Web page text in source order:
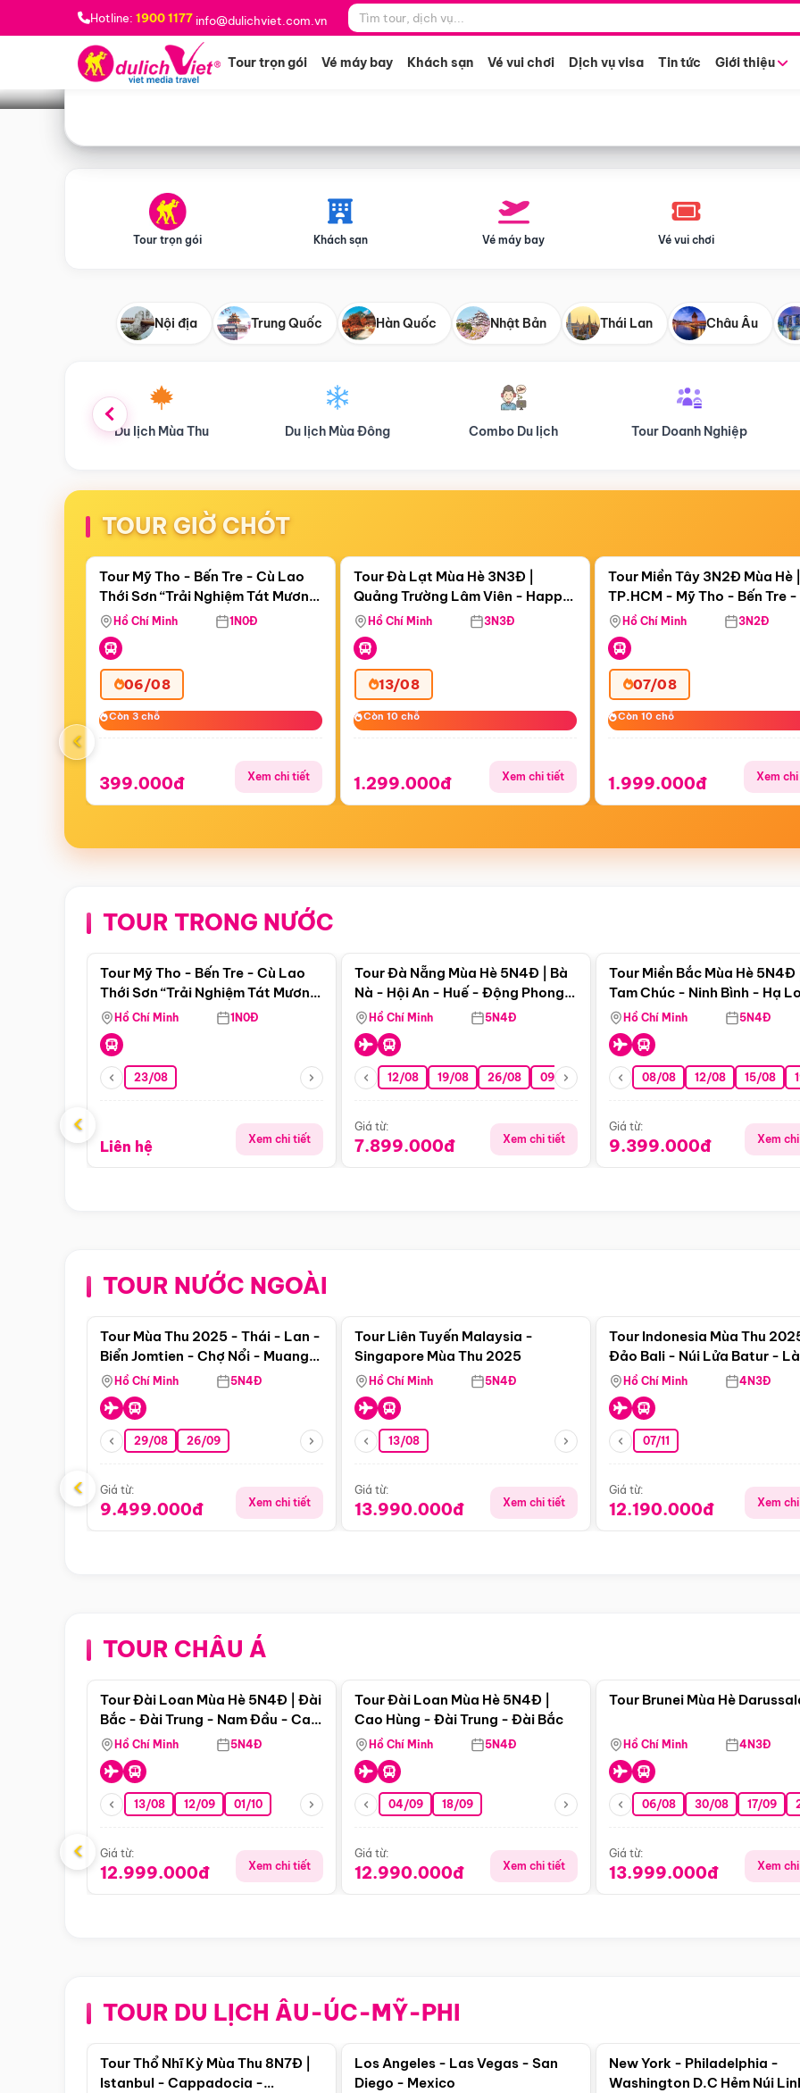
Hotline: 1900 1177 info@dulichviet.com.vn
Tour trọn gói Vé máy bay Khách sạn Vé vui chơi Dịch vụ visa Tin tức Giới thiệu
Bạn muốn đi đâu? *
Tour trọn gói Khách sạn Vé máy bay Vé vui chơi
Nội địa Trung Quốc Hàn Quốc Nhật Bản Thái Lan Châu Âu
Du lịch Mùa Đông Combo Du lịch Tour Doanh Nghiệp Du lịch Hành Hương
TOUR GIỜ CHÓT
Còn23:58:37
Điểm nổi bật
Tour Mỹ Tho - Bến Tre - Cù Lao
Thới Sơn “Trải Nghiệm Tát Mương
Bắt Cá”
Hồ Chí Minh 1N0Đ
06/08
Còn 3 chỗ
Còn 3 chỗ
399.000đ Xem chi tiết
Còn06 ngày 23:58:38
Tour Đà Lạt Mùa Hè 3N3Đ |
Quảng Trường Lâm Viên - Happy
Hill - Puppy Farm
Hồ Chí Minh 3N3Đ
13/08
Còn 10 chỗ
Còn 10 chỗ
1.299.000đ Xem chi tiết
Còn00 ngày 23:58:38
Tour Miền Tây 3N2Đ Mùa Hè |
TP.HCM - Mỹ Tho - Bến Tre -
Thơ - Sóc Trăng - Bạc Liêu -
Mau
Hồ Chí Minh 3N2Đ
07/08
Còn 10 chỗ
Còn 10 chỗ
1.999.000đ Xem
‹
TOUR TRONG NƯỚC
Điểm nổi bật
Tour Mỹ Tho - Bến Tre - Cù Lao
Thới Sơn “Trải Nghiệm Tát Mương
Bắt Cá”
Hồ Chí Minh 1N0Đ
23/08
Liên hệ Xem chi tiết
Tour Đà Nẵng Mùa Hè 5N4Đ | Bà
Nà - Hội An - Huế - Động Phong
NhaHồ Chí Minh 5N4Đ
12/08 19/08 26/08 09/09 16/09 23/09 30/09 07/10
Giá từ:
7.899.000đ Xem chi tiết
Tour Miền Bắc Mùa Hè 5N4Đ |
Tam Chúc - Ninh Bình - Hạ
Hồ Chí Minh 5N4Đ
08/08 12/08 15/08
Giá từ:
9.399.000đ Xem
‹
TOUR NƯỚC NGOÀI
Điểm nổi bật
Tour Mùa Thu 2025 - Thái - Lan -
Biển Jomtien - Chợ Nổi - Muang
Boran Suanthai - Buffet Du
Thuyền Sông Chaophraya
Hồ Chí Minh 5N4Đ
29/08 26/09
Giá từ:
9.499.000đ Xem chi tiết
Tour Liên Tuyến Malaysia -
Singapore Mùa Thu 2025
Hồ Chí Minh 5N4Đ
13/08
Giá từ:
13.990.000đ Xem chi tiết
Tour Indonesia Mùa Thu
Đảo Bali - Núi Lửa Batur -
Penglipuran - Trải Nghiệm
Thác
Hồ Chí Minh 4N3Đ
07/11
Giá từ:
12.190.000đ Xem
‹
TOUR CHÂU ÁĐiểm nổi bật
Tour Đài Loan Mùa Hè 5N4Đ | Đài
Bắc - Đài Trung - Nam Đầu - Cao
Hùng
Hồ Chí Minh 5N4Đ
13/08 12/09 01/10
Giá từ:
12.999.000đ Xem chi tiết
Tour Đài Loan Mùa Hè 5N4Đ |
Cao Hùng - Đài Trung - Đài Bắc
Hồ Chí Minh 5N4Đ
04/09 18/09
Giá từ:
12.990.000đ Xem chi tiết
Tour Brunei Mùa Hè
Hồ Chí Minh 4N3Đ
06/08 30/08 17/09
Giá từ:
13.999.000đ Xem
‹
TOUR DU LỊCH ÂU-ÚC-MỸ-PHI
Điểm nổi bật
Tour Thổ Nhĩ Kỳ Mùa Thu 8N7Đ |
Istanbul - Cappadocia -
Los Angeles - Las Vegas - San
Diego - Mexico
New York - Philadelphia -
Washington D.C Hẻm Núi